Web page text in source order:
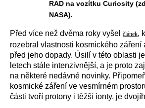
RAD na vozítku Curiosity
NASA).
Před více než dvěma roky vyšel článek,
rozebral vlastnosti kosmického záření
před jeho dopady. Úsilí v této oblasti
letech stále intenzivnější, a je proto
na některé nedávné novinky.
kosmické záření ve vesmírném
části tvoří protony i těžší ionty, je